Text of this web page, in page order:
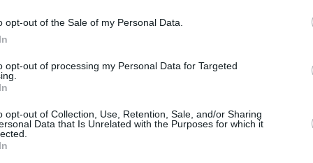
opt-out of the Sale of my Personal Data.
opt-out of processing my Personal Data for Targeted
opt-out of Collection, Use, Retention, Sale, and/or Sharing
Data that Is Unrelated with the Purposes for which it
protagoniști, în vârstă de 59 de ani, al
nu se cunoaște încă numele
și s-a aruncat împotriva casei
parcate în curte.
câteva bolți de lemn: cei din casă
vehicul care înainta ca un tanc.